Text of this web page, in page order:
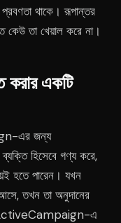
প্রবণতা থাকে। রূপান্তর
কেউ তা খেয়াল করে না।
করার একটি
এর জন্য
হিসেবে গণ্য করে,
হতে পারেন। যখন
তখন তা অনুদানের
ActiveCampaign-এ